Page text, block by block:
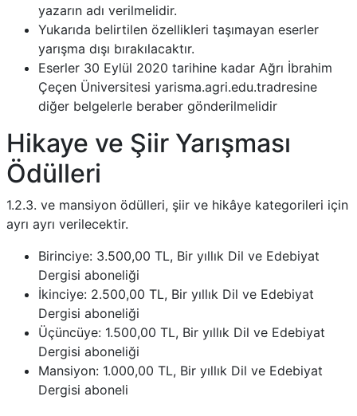
yazarın adı verilmelidir.
Yukarıda belirtilen özellikleri taşımayan eserler
yarışma dışı bırakılacaktır.
Eserler 30 Eylül 2020 tarihine kadar Ağrı İbrahim
Çeçen Üniversitesi yarisma.agri.edu.tradresine
diğer belgelerle beraber gönderilmelidir
Hikaye ve Şiir Yarışması
Ödülleri
1.2.3. ve mansiyon ödülleri, şiir ve hikâye kategorileri için
ayrı ayrı verilecektir.
Birinciye: 3.500,00 TL, Bir yıllık Dil ve Edebiyat
Dergisi aboneliği
İkinciye: 2.500,00 TL, Bir yıllık Dil ve Edebiyat
Dergisi aboneliği
Üçüncüye: 1.500,00 TL, Bir yıllık Dil ve Edebiyat
Dergisi aboneliği
Mansiyon: 1.000,00 TL, Bir yıllık Dil ve Edebiyat
Dergisi aboneli